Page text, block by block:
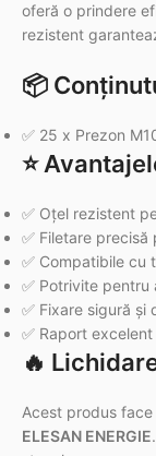
oferă o prindere
rezistent
📦
✅ 25 x Prezon
⭐
✅ Oțel rezistent
✅ Filetare
✅ Compatibile cu
✅ Potrivite pentru
✅ Fixare sigură și
✅ Raport
🔥
Acest produs
ELESAN ENERGIE